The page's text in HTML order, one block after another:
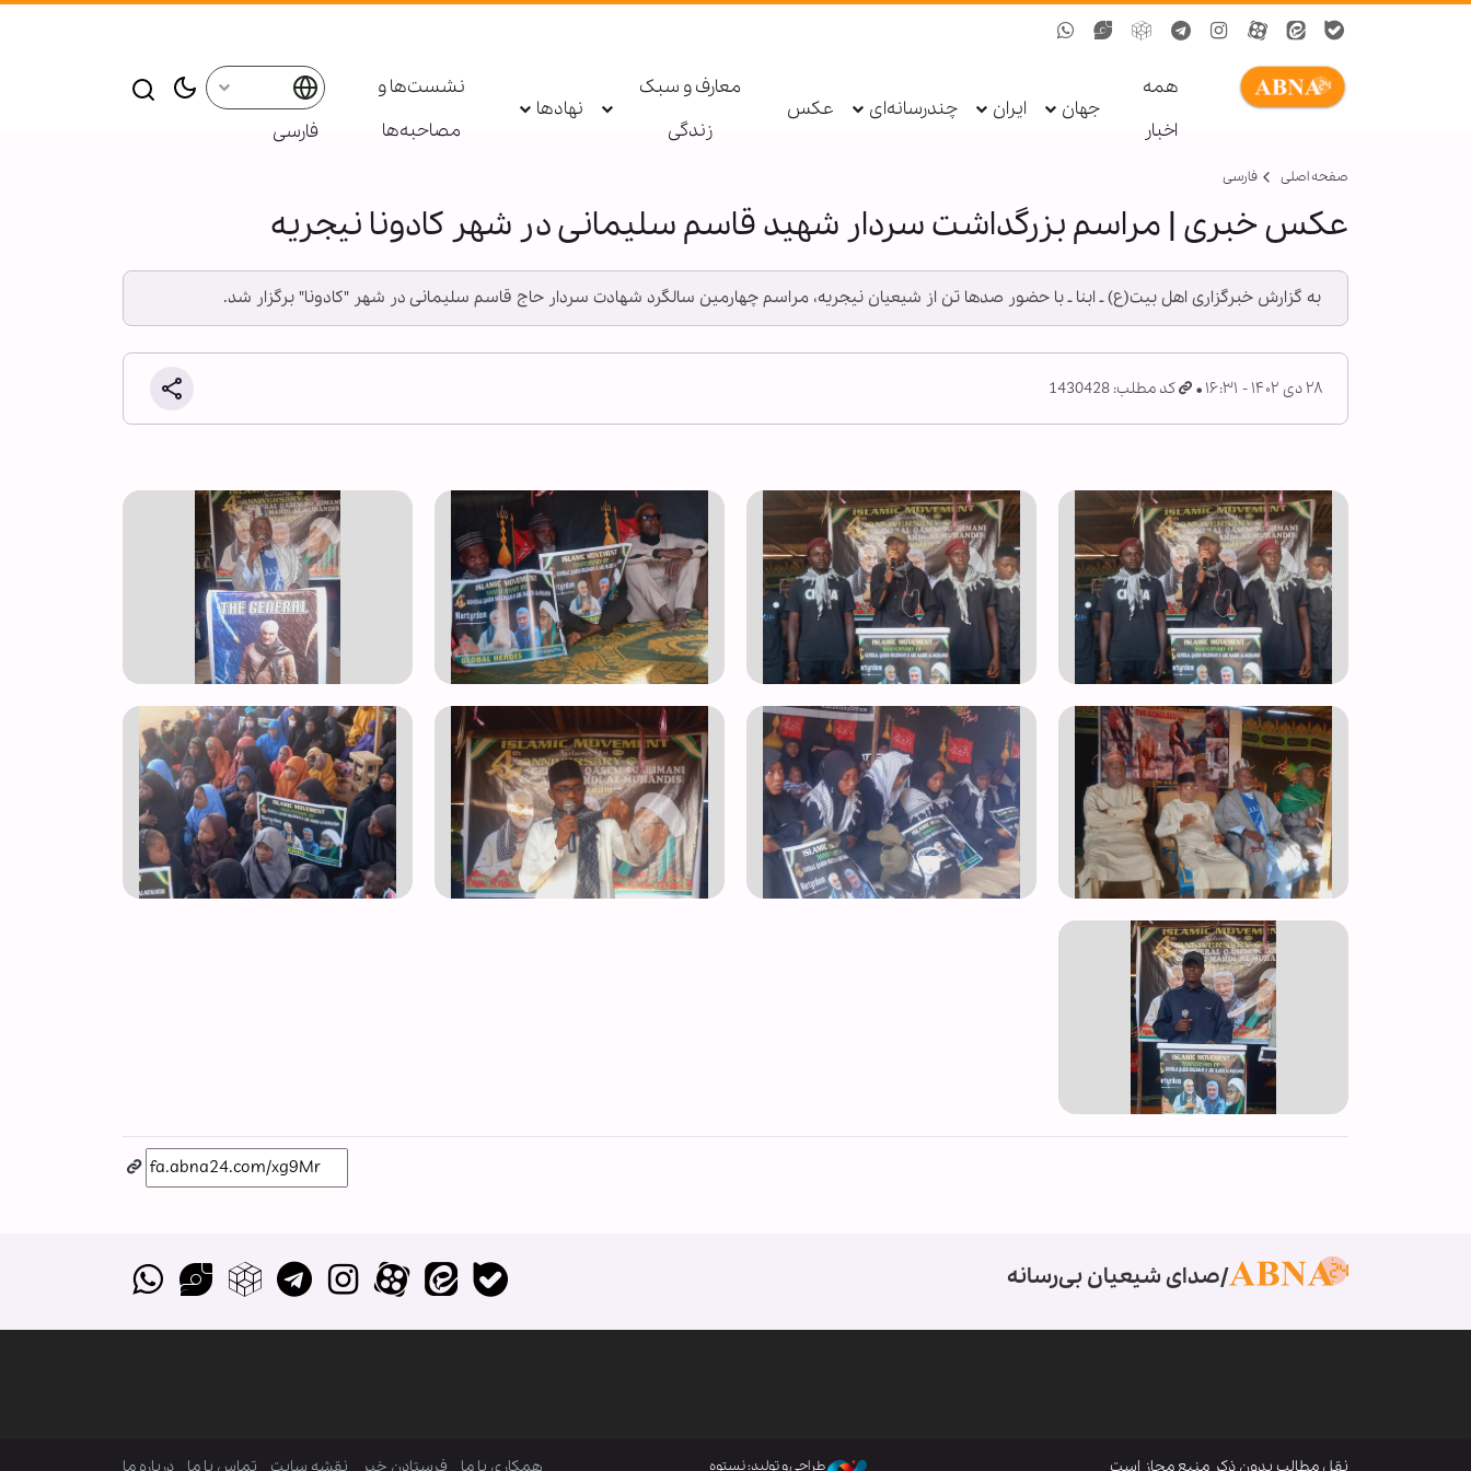
همه
اخبار
جهان ایران چندرسانه‌ای عکس
معارف و سبک
زندگی
نهادها
نشست‌ها و
مصاحبه‌ها
فارسی
صفحه اصلی فارسی
عکس خبری | مراسم بزرگداشت سردار شهید قاسم سلیمانی در شهر کادونا نیجریه
به گزارش خبرگزاری اهل بیت(ع) ـ ابنا ـ با حضور صدها تن از شیعیان نیجریه، مراسم چهارمین سالگرد شهادت سردار حاج قاسم سلیمانی در شهر "کادونا" برگزار شد.
۲۸ دی ۱۴۰۲ - ۱۶:۳۱ کد مطلب: 1430428
صدای شیعیان بی‌رسانه
نقل مطالب بدون ذکر منبع مجاز است طراحی و تولید: نستوه همکاری با ما فرستادن خبر نقشه سایت تماس با ما درباره ما